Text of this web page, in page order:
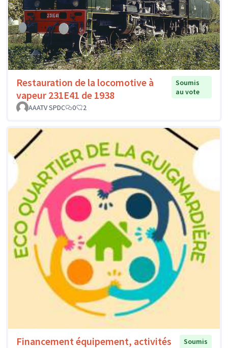
Restauration de la locomotive à
vapeur 231E41 de 1938
Soumis
au vote
AAATV SPDC
0 2
Financement équipement, activités
Soumis